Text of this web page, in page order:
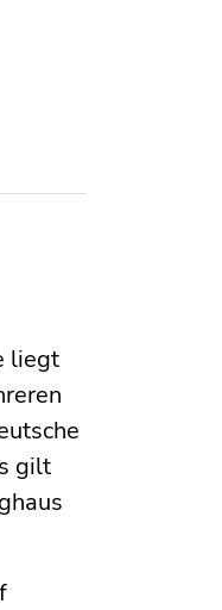
liegt
gilt